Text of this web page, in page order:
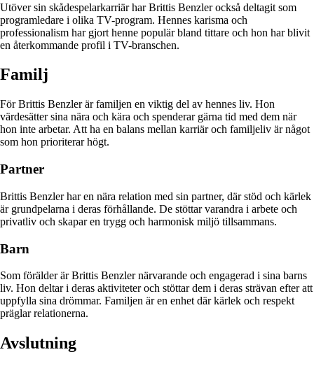
Utöver sin skådespelarkarriär har Brittis Benzler också deltagit som
programledare i olika TV-program. Hennes karisma och
professionalism har gjort henne populär bland tittare och hon har blivit
en återkommande profil i TV-branschen.
Familj
För Brittis Benzler är familjen en viktig del av hennes liv. Hon
värdesätter sina nära och kära och spenderar gärna tid med dem när
hon inte arbetar. Att ha en balans mellan karriär och familjeliv är något
som hon prioriterar högt.
Partner
Brittis Benzler har en nära relation med sin partner, där stöd och kärlek
är grundpelarna i deras förhållande. De stöttar varandra i arbete och
privatliv och skapar en trygg och harmonisk miljö tillsammans.
Barn
Som förälder är Brittis Benzler närvarande och engagerad i sina barns
liv. Hon deltar i deras aktiviteter och stöttar dem i deras strävan efter att
uppfylla sina drömmar. Familjen är en enhet där kärlek och respekt
präglar relationerna.
Avslutning